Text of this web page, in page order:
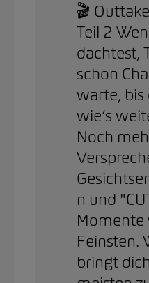
🎬
Teil 2
dachtest,
schon
warte, bis
wie’s
Noch
n und
Momente
Feinsten.
bringt